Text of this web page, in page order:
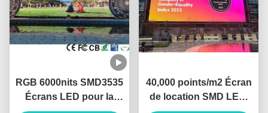
RGB 6000nits SMD3535
Écrans LED pour la
40,000 points/m2 Écran
de location SMD LED,